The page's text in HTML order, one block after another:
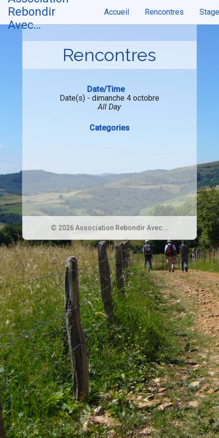
Skip
content
Rebondir
Avec…
Accueil Rencontres
Rencontres
Date/Time
Date(s) - dimanche 4 octobre
All Day
Categories
© 2026 Association Rebondir Avec...